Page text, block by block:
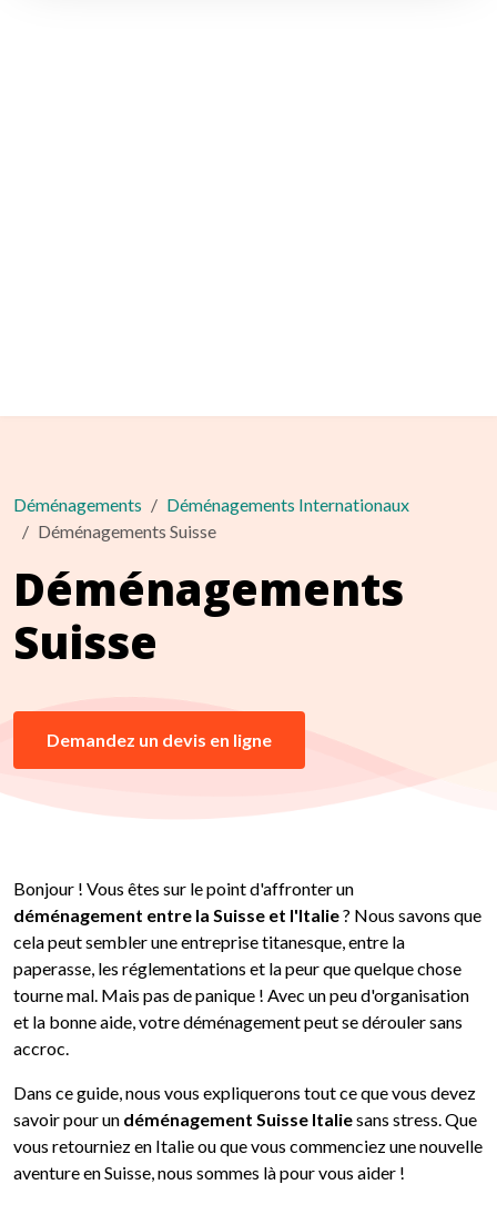
Déménagements
Déménagements Internationaux
Déménagements Suisse
Déménagements
Suisse
Demandez un devis en ligne
Bonjour ! Vous êtes sur le point d'affronter un
déménagement entre la Suisse et l'Italie? Nous savons que
cela peut sembler une entreprise titanesque, entre la
paperasse, les réglementations et la peur que quelque chose
tourne mal. Mais pas de panique ! Avec un peu d'organisation
et la bonne aide, votre déménagement peut se dérouler sans
accroc.
Dans ce guide, nous vous expliquerons tout ce que vous devez
savoir pour un déménagement Suisse Italiesans stress. Que
vous retourniez en Italie ou que vous commenciez une nouvelle
aventure en Suisse, nous sommes là pour vous aider !